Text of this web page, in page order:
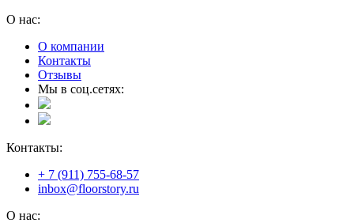
О нас:
О компании
Контакты
Отзывы
Мы в соц.сетях:
Контакты:
+ 7 (911) 755-68-57
inbox@floorstory.ru
О нас: